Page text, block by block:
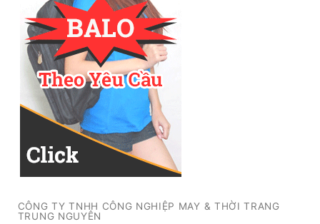
CÔNG TY TNHH CÔNG NGHIỆP MAY & THỜI TRANG
TRUNG NGUYÊN